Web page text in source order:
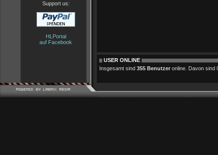
Support us:
HLPortal
auf Facebook
USER ONLINE
Insgesamt sind 355 Benutzer online. Davon sind